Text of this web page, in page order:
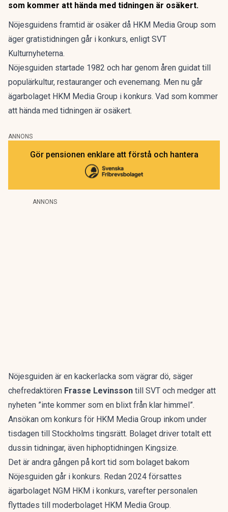
som kommer att hända med tidningen är osäkert.
Nöjesguidens framtid är osäker då HKM Media Group som
äger gratistidningen går i konkurs, enligt SVT
Kulturnyheterna.
Nöjesguiden startade 1982 och har genom åren guidat till
populärkultur, restauranger och evenemang. Men nu går
ägarbolaget HKM Media Group i konkurs. Vad som kommer
att hända med tidningen är osäkert.
ANNONS
Gör pensionen enklare att förstå och hantera
ANNONS
Nöjesguiden är en kackerlacka som vägrar dö, säger
chefredaktören Frasse Levinsson till SVT och medger att
nyheten ”inte kommer som en blixt från klar himmel”.
Ansökan om konkurs för HKM Media Group inkom under
tisdagen till Stockholms tingsrätt. Bolaget driver totalt ett
dussin tidningar, även hiphoptidningen Kingsize.
Det är andra gången på kort tid som bolaget bakom
Nöjesguiden går i konkurs. Redan 2024 försattes
ägarbolaget NGM HKM i konkurs, varefter personalen
flyttades till moderbolaget HKM Media Group.